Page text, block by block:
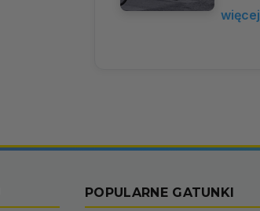
więcej
POPULARNE GATUNKI